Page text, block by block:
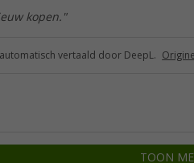
kopen."
vertaald door DeepL.
TOON